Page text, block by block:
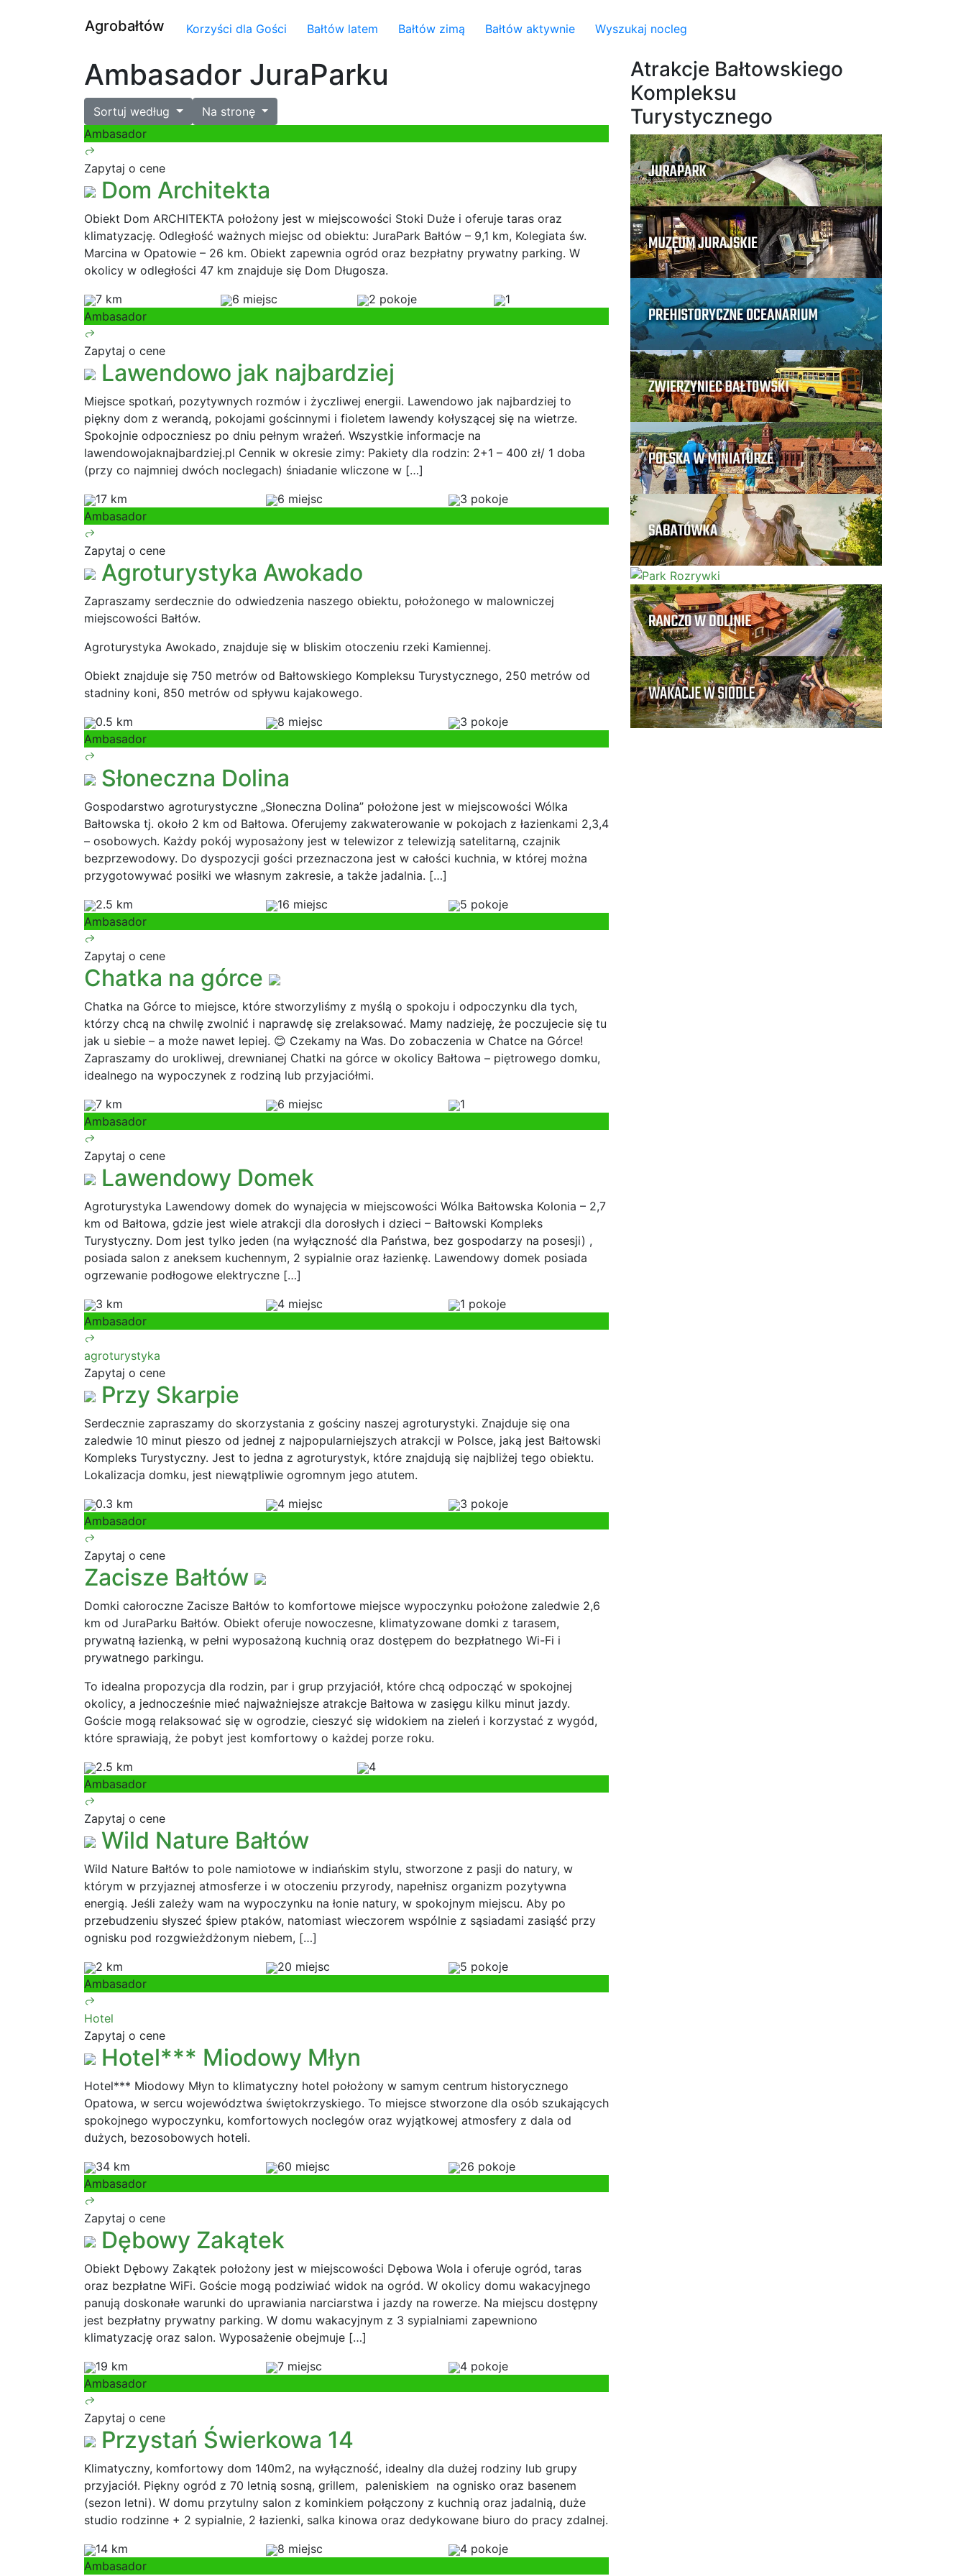
Agrobałtów Korzyści dla Gości Bałtów latem Bałtów zimą Bałtów aktywnie Wyszukaj nocleg
Ambasador JuraParku
Sortuj według
Na stronę
Ambasador
Zapytaj o cene
Dom Architekta
Obiekt Dom ARCHITEKTA położony jest w miejscowości Stoki Duże i oferuje taras oraz
klimatyzację. Odległość ważnych miejsc od obiektu: JuraPark Bałtów – 9,1 km, Kolegiata św.
Marcina w Opatowie – 26 km. Obiekt zapewnia ogród oraz bezpłatny prywatny parking. W
okolicy w odległości 47 km znajduje się Dom Długosza.
7 km
6 miejsc 2 pokoje
1
Ambasador
Zapytaj o cene
Lawendowo jak najbardziej
Miejsce spotkań, pozytywnych rozmów i życzliwej energii. Lawendowo jak najbardziej to
piękny dom z werandą, pokojami gościnnymi i fioletem lawendy kołyszącej się na wietrze.
Spokojnie odpoczniesz po dniu pełnym wrażeń. Wszystkie informacje na
lawendowojaknajbardziej.pl Cennik w okresie zimy: Pakiety dla rodzin: 2+1 – 400 zł/ 1 doba
(przy co najmniej dwóch noclegach) śniadanie wliczone w […]
17 km
6 miejsc
3 pokoje
Ambasador
Zapytaj o cene
Agroturystyka Awokado
Zapraszamy serdecznie do odwiedzenia naszego obiektu, położonego w malowniczej
miejscowości Bałtów.
Agroturystyka Awokado, znajduje się w bliskim otoczeniu rzeki Kamiennej.
Obiekt znajduje się 750 metrów od Bałtowskiego Kompleksu Turystycznego, 250 metrów od
stadniny koni, 850 metrów od spływu kajakowego.
0.5 km
8 miejsc
3 pokoje
Ambasador
Słoneczna Dolina
Gospodarstwo agroturystyczne „Słoneczna Dolina” położone jest w miejscowości Wólka
Bałtowska tj. około 2 km od Bałtowa. Oferujemy zakwaterowanie w pokojach z łazienkami 2,3,4
– osobowych. Każdy pokój wyposażony jest w telewizor z telewizją satelitarną, czajnik
bezprzewodowy. Do dyspozycji gości przeznaczona jest w całości kuchnia, w której można
przygotowywać posiłki we własnym zakresie, a także jadalnia. […]
2.5 km
16 miejsc
5 pokoje
Ambasador
Zapytaj o cene
Chatka na górce
Chatka na Górce to miejsce, które stworzyliśmy z myślą o spokoju i odpoczynku dla tych,
którzy chcą na chwilę zwolnić i naprawdę się zrelaksować. Mamy nadzieję, że poczujecie się tu
jak u siebie – a może nawet lepiej. 😊 Czekamy na Was. Do zobaczenia w Chatce na Górce!
Zapraszamy do urokliwej, drewnianej Chatki na górce w okolicy Bałtowa – piętrowego domku,
idealnego na wypoczynek z rodziną lub przyjaciółmi.
7 km
6 miejsc
1
Ambasador
Zapytaj o cene
Lawendowy Domek
Agroturystyka Lawendowy domek do wynajęcia w miejscowości Wólka Bałtowska Kolonia – 2,7
km od Bałtowa, gdzie jest wiele atrakcji dla dorosłych i dzieci – Bałtowski Kompleks
Turystyczny. Dom jest tylko jeden (na wyłączność dla Państwa, bez gospodarzy na posesji) ,
posiada salon z aneksem kuchennym, 2 sypialnie oraz łazienkę. Lawendowy domek posiada
ogrzewanie podłogowe elektryczne […]
3 km
4 miejsc
1 pokoje
Ambasador
agroturystyka
Zapytaj o cene
Przy Skarpie
Serdecznie zapraszamy do skorzystania z gościny naszej agroturystyki. Znajduje się ona
zaledwie 10 minut pieszo od jednej z najpopularniejszych atrakcji w Polsce, jaką jest Bałtowski
Kompleks Turystyczny. Jest to jedna z agroturystyk, które znajdują się najbliżej tego obiektu.
Lokalizacja domku, jest niewątpliwie ogromnym jego atutem.
0.3 km
4 miejsc
3 pokoje
Ambasador
Zapytaj o cene
Zacisze Bałtów
Domki całoroczne Zacisze Bałtów to komfortowe miejsce wypoczynku położone zaledwie 2,6
km od JuraParku Bałtów. Obiekt oferuje nowoczesne, klimatyzowane domki z tarasem,
prywatną łazienką, w pełni wyposażoną kuchnią oraz dostępem do bezpłatnego Wi-Fi i
prywatnego parkingu.
To idealna propozycja dla rodzin, par i grup przyjaciół, które chcą odpocząć w spokojnej
okolicy, a jednocześnie mieć najważniejsze atrakcje Bałtowa w zasięgu kilku minut jazdy.
Goście mogą relaksować się w ogrodzie, cieszyć się widokiem na zieleń i korzystać z wygód,
które sprawiają, że pobyt jest komfortowy o każdej porze roku.
2.5 km
4
Ambasador
Zapytaj o cene
Wild Nature Bałtów
Wild Nature Bałtów to pole namiotowe w indiańskim stylu, stworzone z pasji do natury, w
którym w przyjaznej atmosferze i w otoczeniu przyrody, napełnisz organizm pozytywna
energią. Jeśli zależy wam na wypoczynku na łonie natury, w spokojnym miejscu. Aby po
przebudzeniu słyszeć śpiew ptaków, natomiast wieczorem wspólnie z sąsiadami zasiąść przy
ognisku pod rozgwieżdżonym niebem, […]
2 km
20 miejsc
5 pokoje
Ambasador
Hotel
Zapytaj o cene
Hotel*** Miodowy Młyn
Hotel*** Miodowy Młyn to klimatyczny hotel położony w samym centrum historycznego
Opatowa, w sercu województwa świętokrzyskiego. To miejsce stworzone dla osób szukających
spokojnego wypoczynku, komfortowych noclegów oraz wyjątkowej atmosfery z dala od
dużych, bezosobowych hoteli.
34 km
60 miejsc
26 pokoje
Ambasador
Zapytaj o cene
Dębowy Zakątek
Obiekt Dębowy Zakątek położony jest w miejscowości Dębowa Wola i oferuje ogród, taras
oraz bezpłatne WiFi. Goście mogą podziwiać widok na ogród. W okolicy domu wakacyjnego
panują doskonałe warunki do uprawiania narciarstwa i jazdy na rowerze. Na miejscu dostępny
jest bezpłatny prywatny parking. W domu wakacyjnym z 3 sypialniami zapewniono
klimatyzację oraz salon. Wyposażenie obejmuje […]
19 km
7 miejsc
4 pokoje
Ambasador
Zapytaj o cene
Przystań Świerkowa 14
Klimatyczny, komfortowy dom 140m2, na wyłączność, idealny dla dużej rodziny lub grupy
przyjaciół. Piękny ogród z 70 letnią sosną, grillem, paleniskiem na ognisko oraz basenem
(sezon letni). W domu przytulny salon z kominkiem połączony z kuchnią oraz jadalnią, duże
studio rodzinne + 2 sypialnie, 2 łazienki, salka kinowa oraz dedykowane biuro do pracy zdalnej.
14 km
8 miejsc
4 pokoje
Ambasador
Atrakcje Bałtowskiego
Kompleksu
Turystycznego